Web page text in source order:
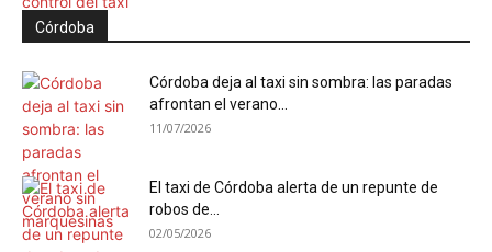
Córdoba
Córdoba deja al taxi sin sombra: las paradas
afrontan el verano...
11/07/2026
El taxi de Córdoba alerta de un repunte de
robos de...
02/05/2026